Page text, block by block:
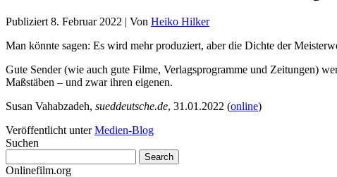
Publiziert 8. Februar 2022 | Von Heiko Hilker
Man könnte sagen: Es wird mehr produziert, aber die Dichte der
Gute Sender (wie auch gute Filme, Verlagsprogramme und Zeitungen)
Maßstäben – und zwar ihren eigenen.
Susan Vahabzadeh, sueddeutsche.de, 31.01.2022 (online)
Veröffentlicht unter Medien-Blog
Suchen
Onlinefilm.org